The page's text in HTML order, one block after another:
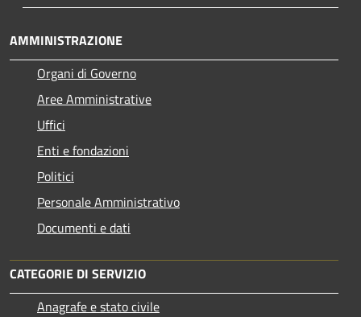
AMMINISTRAZIONE
Organi di Governo
Aree Amministrative
Uffici
Enti e fondazioni
Politici
Personale Amministrativo
Documenti e dati
CATEGORIE DI SERVIZIO
Anagrafe e stato civile